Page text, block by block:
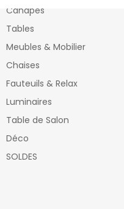
Canapés
Tables
Meubles & Mobilier
Chaises
Fauteuils & Relax
Luminaires
Table de Salon
Déco
SOLDES